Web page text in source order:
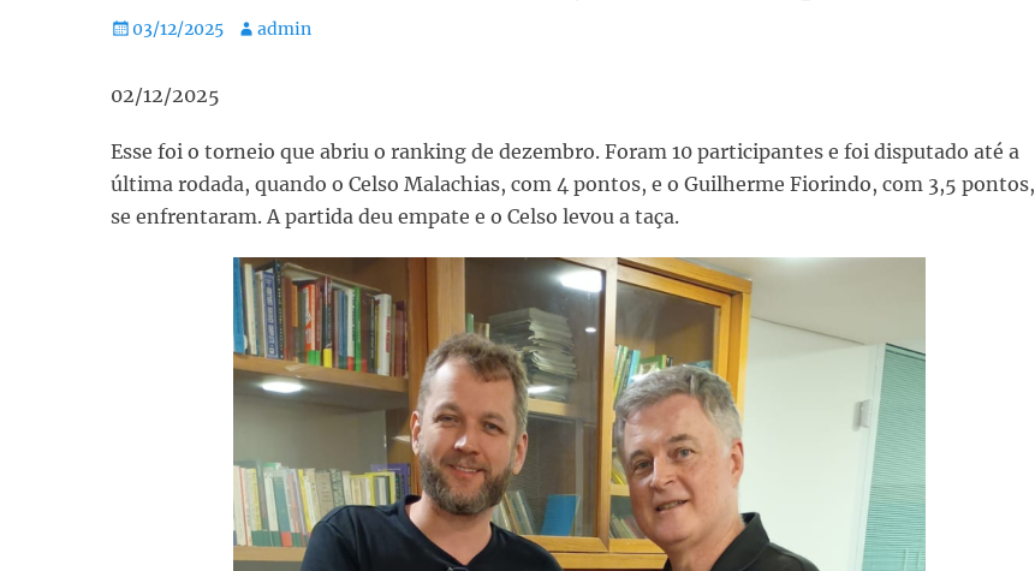
Posted
03/12/2025 Autor:
admin
02/12/2025
Esse foi o torneio que abriu o ranking de dezembro. Foram 10 participantes e foi disputado até a
última rodada, quando o Celso Malachias, com 4 pontos, e o Guilherme Fiorindo, com 3,5 pontos,
se enfrentaram. A partida deu empate e o Celso levou a taça.